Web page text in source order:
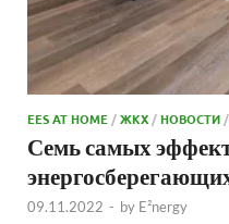
EES AT HOME /ЖКХ /НОВОСТИ /
Семь самых
09.11.2022 - by E²nergy